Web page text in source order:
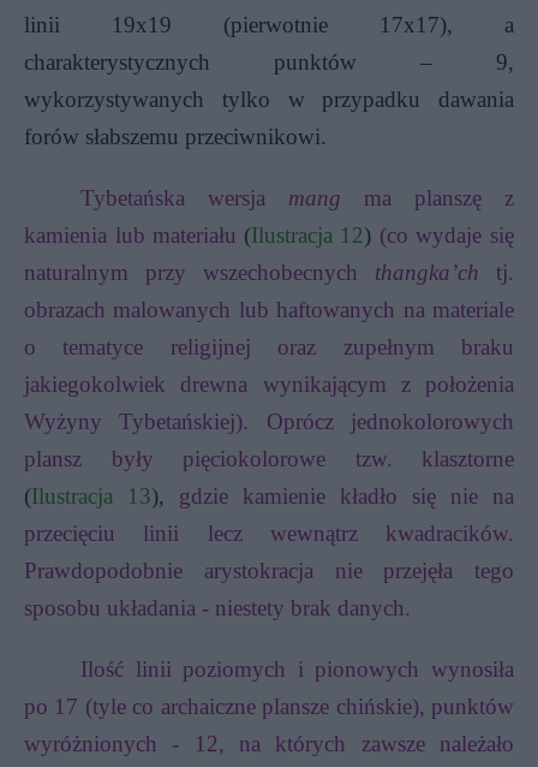
linii 19x19 (pierwotnie 17x17), a
charakterystycznych punktów – 9,
wykorzystywanych tylko w przypadku dawania
forów słabszemu przeciwnikowi.
Tybetańska wersja mang ma planszę z
kamienia lub materiału (Ilustracja 12) (co wydaje się
naturalnym przy wszechobecnych thangka’ch tj.
obrazach malowanych lub haftowanych na materiale
o tematyce religijnej oraz zupełnym braku
jakiegokolwiek drewna wynikającym z położenia
Wyżyny Tybetańskiej). Oprócz jednokolorowych
plansz były pięciokolorowe tzw. klasztorne
(Ilustracja 13), gdzie kamienie kładło się nie na
przecięciu linii lecz wewnątrz kwadracików.
Prawdopodobnie arystokracja nie przejęła tego
sposobu układania - niestety brak danych.
Ilość linii poziomych i pionowych wynosiła
po 17 (tyle co archaiczne plansze chińskie), punktów
wyróżnionych - 12, na których zawsze należało